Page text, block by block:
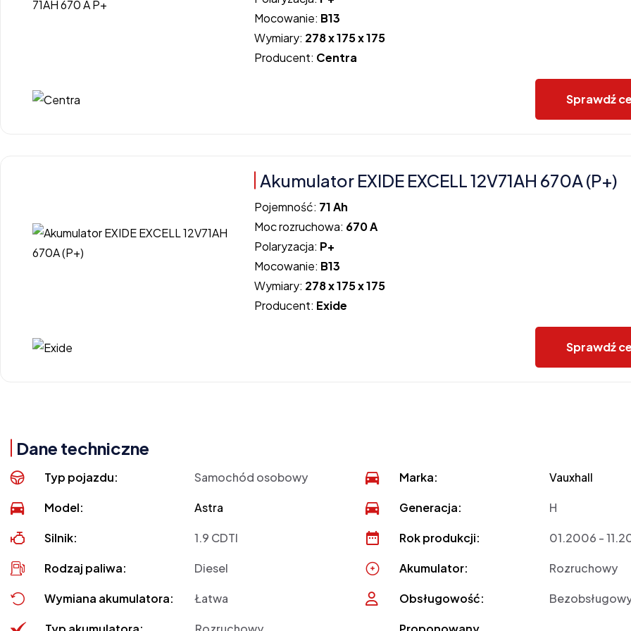
Mocowanie: B13
Wymiary: 278 x 175 x 175
Producent: Centra
Sprawdź
Akumulator EXIDE EXCELL 12V71AH 670A (P+)
Pojemność: 71 Ah
Moc rozruchowa: 670 A
Polaryzacja: P+
Mocowanie: B13
Wymiary: 278 x 175 x 175
Producent: Exide
Sprawdź
Dane techniczne
Typ pojazdu: Samochód osobowy Marka: Vauxhall
Model: Astra Generacja: H
Silnik: 1.9 CDTI Rok produkcji: 01.2006 -
Rodzaj paliwa: Diesel Akumulator: Rozruchowy
Wymiana akumulatora: Łatwa Obsługowość: